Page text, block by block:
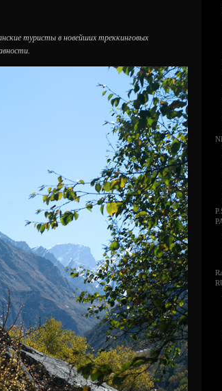
туристы в новейших треккинговых